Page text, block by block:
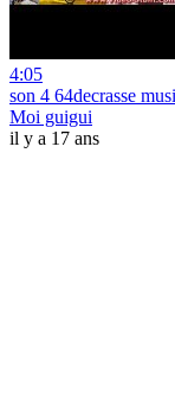
4:05
son 4 64decrasse
Moi guigui
il y a 17 ans